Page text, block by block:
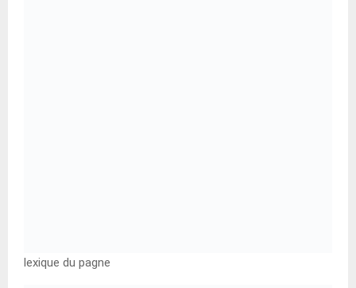
lexique du pagne